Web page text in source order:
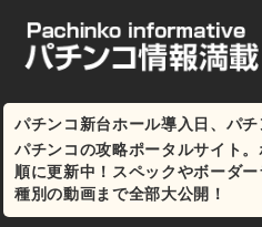
パチンコ新台ホール導入日、パ
パチンコの攻略ポータルサイト
順に更新中！スペックやボーダ
種別の動画まで全部大公開！